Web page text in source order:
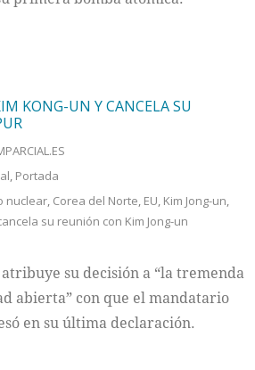
KONG-UN Y CANCELA SU
, Portada
nuclear, Corea del Norte, EU, Kim Jong-un,
su reunión con Kim Jong-un
su decisión a “la tremenda
abierta” con que el mandatario
en su última declaración.